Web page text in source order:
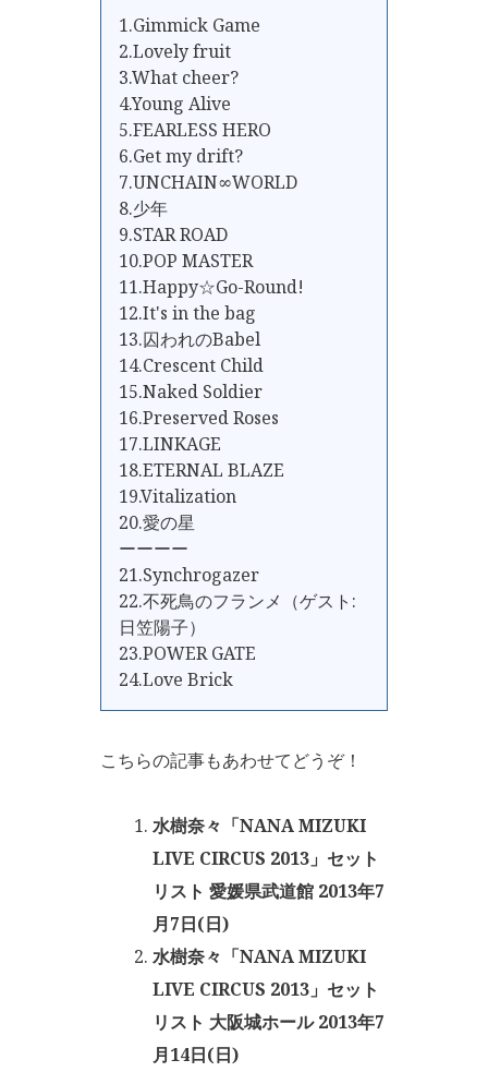
1.Gimmick Game
2.Lovely fruit
3.What cheer?
4.Young Alive
5.FEARLESS HERO
6.Get my drift?
7.UNCHAIN∞WORLD
8.少年
9.STAR ROAD
10.POP MASTER
11.Happy☆Go-Round!
12.It's in the bag
13.囚われのBabel
14.Crescent Child
15.Naked Soldier
16.Preserved Roses
17.LINKAGE
18.ETERNAL BLAZE
19.Vitalization
20.愛の星
ーーーー
21.Synchrogazer
22.不死鳥のフランメ（ゲスト:
日笠陽子）
23.POWER GATE
24.Love Brick
こちらの記事もあわせてどうぞ！
水樹奈々「NANA MIZUKI
LIVE CIRCUS 2013」セット
リスト 愛媛県武道館 2013年7
月7日(日)
水樹奈々「NANA MIZUKI
LIVE CIRCUS 2013」セット
リスト 大阪城ホール 2013年7
月14日(日)